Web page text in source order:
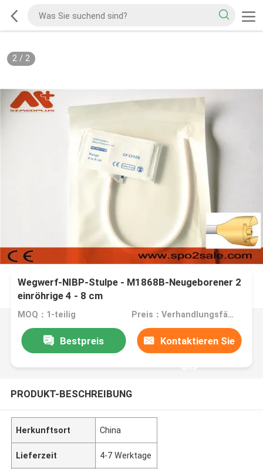
2/ 2
Wegwerf-NIBP-Stulpe - M1868B-Neugeborener 2
einröhrige 4 - 8 cm
MOQ：1-teilig Preis：Verhandlungsfähig
Bestpreis Kontaktieren Sie
uns
PRODUKT-BESCHREIBUNG
Herkunftsort China
Lieferzeit 4-7 Werktage